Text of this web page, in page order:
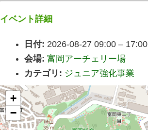
イベント詳細
日付: 2026-08-27 09:00 – 17:00
会場: 富岡アーチェリー場
カテゴリ: ジュニア強化事業
+
−